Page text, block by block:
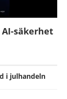
säkerhet
i julhandeln